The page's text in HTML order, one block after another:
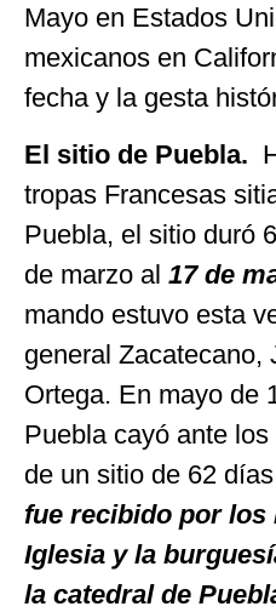
Mayo en Estados
mexicanos en
fecha y la gesta
El sitio de Puebla.
tropas Francesas
Puebla, el sitio duró
de marzo al 17 de
mando estuvo esta
general Zacatecano,
Ortega. En mayo de
Puebla cayó ante
de un sitio de 62
fue recibido por los
Iglesia y la
la catedral de